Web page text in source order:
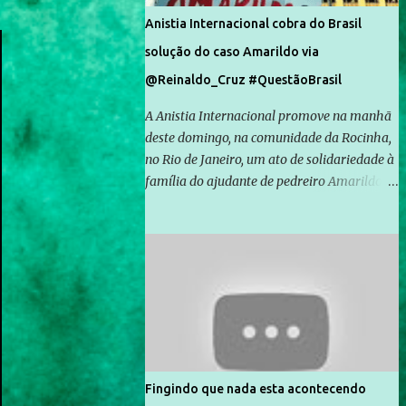
Anistia Internacional cobra do Brasil
solução do caso Amarildo via
@Reinaldo_Cruz #QuestãoBrasil
A Anistia Internacional promove na manhã
deste domingo, na comunidade da Rocinha,
no Rio de Janeiro, um ato de solidariedade à
família do ajudante de pedreiro Amarildo de
Rocinha. A assessora de Direitos Humanos
da Anistia Internacional, Renata Neder, disse
à Agência Brasil que ações e atividades de
mobilização são feitas normalmente pela
organização não governamental. As ações
de solidariedade são promovidas em apoio
Fingindo que nada esta acontecendo